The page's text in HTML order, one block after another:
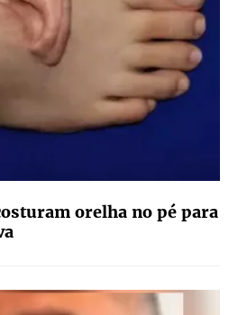
orelha no pé para